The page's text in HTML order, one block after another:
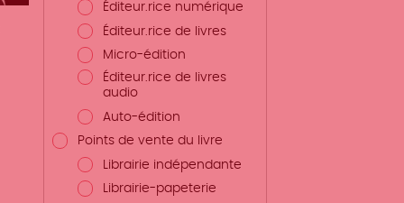
Éditeur.rice numérique
Éditeur.rice de livres
Micro-édition
Éditeur.rice de livres
audio
Auto-édition
Points de vente du livre
Librairie indépendante
Librairie-papeterie